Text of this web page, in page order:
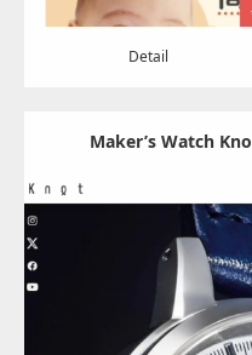
Detail
Maker’s Watch